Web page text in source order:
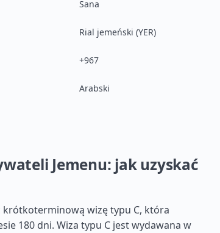
Sana
Rial jemeński (YER)
+967
Arabski
Jemenu: jak uzyskać
krótkoterminową wizę typu C, która
180 dni. Wiza typu C jest wydawana w